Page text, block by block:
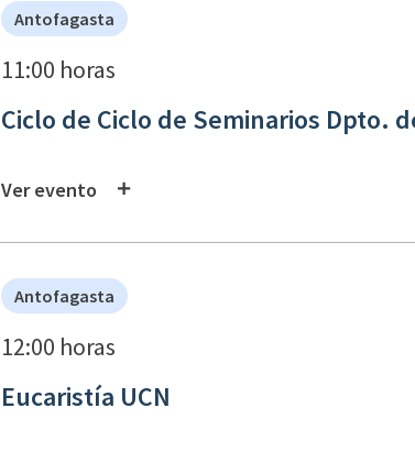
Antofagasta
11:00 horas
Ciclo de Ciclo de Seminarios Dpto.
Ver evento
Antofagasta
12:00 horas
Eucaristía UCN